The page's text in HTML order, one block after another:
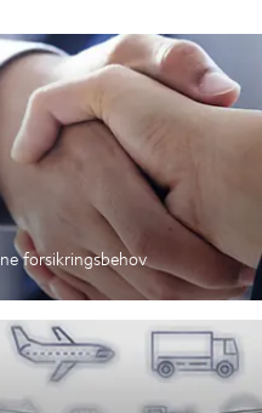
forsikringsbehov